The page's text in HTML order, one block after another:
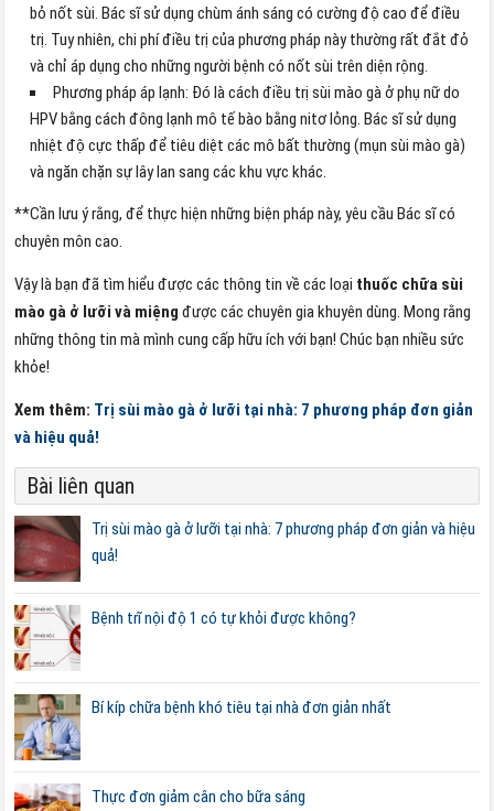
bỏ nốt sùi. Bác sĩ sử dụng chùm ánh sáng có cường độ cao để điều
trị. Tuy nhiên, chi phí điều trị của phương pháp này thường rất đắt đỏ
và chỉ áp dụng cho những người bệnh có nốt sùi trên diện rộng.
Phương pháp áp lạnh: Đó là cách điều trị sùi mào gà ở phụ nữ do
HPV bằng cách đông lạnh mô tế bào bằng nitơ lỏng. Bác sĩ sử dụng
nhiệt độ cực thấp để tiêu diệt các mô bất thường (mụn sùi mào gà)
và ngăn chặn sự lây lan sang các khu vực khác.
**Cần lưu ý rằng, để thực hiện những biện pháp này, yêu cầu Bác sĩ có
chuyên môn cao.
Vậy là bạn đã tìm hiểu được các thông tin về các loại thuốc chữa sùi
mào gà ở lưỡi và miệng được các chuyên gia khuyên dùng. Mong rằng
những thông tin mà mình cung cấp hữu ích với bạn! Chúc bạn nhiều sức
khỏe!
Xem thêm: Trị sùi mào gà ở lưỡi tại nhà: 7 phương pháp đơn giản
và hiệu quả!
Bài liên quan
Trị sùi mào gà ở lưỡi tại nhà: 7 phương pháp đơn giản và hiệu
quả!
Bệnh trĩ nội độ 1 có tự khỏi được không?
Bí kíp chữa bệnh khó tiêu tại nhà đơn giản nhất
Thực đơn giảm cân cho bữa sáng